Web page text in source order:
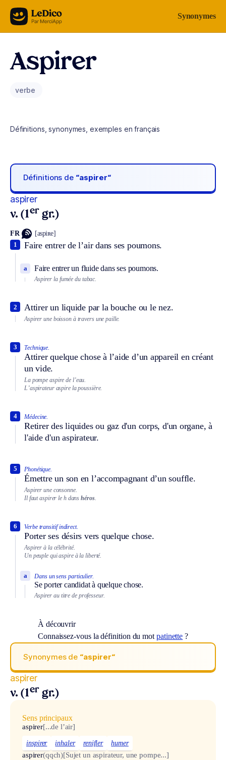
Aller au contenu Synonymes
Aspirer
verbe
Définitions, synonymes, exemples en français
Définitions de “aspirer“
aspirer
v. (1er gr.)
FR [aspiʀe]
Faire entrer de l’air dans ses poumons.
1
Faire entrer un fluide dans ses poumons.
a
Aspirer la fumée du tabac.
Attirer un liquide par la bouche ou le nez.
2
Aspirer une boisson à travers une paille.
Technique.
Attirer quelque chose à l’aide d’un appareil en créant
un vide.
3
La pompe aspire de l’eau.
L’aspirateur aspire la poussière.
Médecine.
Retirer des liquides ou gaz d'un corps, d'un organe, à
l'aide d'un aspirateur.
4
Phonétique.
Émettre un son en l’accompagnant d’un souffle.
5
Aspirer une consonne.
Il faut aspirer le h danshéros.
Verbe transitif indirect.
Porter ses désirs vers quelque chose.
6
Aspirer à la célébrité.
Un peuple qui aspire à la liberté.
Dans un sens particulier.
Se porter candidat à quelque chose.
a
Aspirer au titre de professeur.
À découvrir
Connaissez-vous la définition du motpatinette ?
Synonymes de “aspirer“
aspirer
v. (1er gr.)
Sens principaux
aspirer[...de l’air]
inspirer inhaler renifler humer
aspirer(qqch)[Sujet un aspirateur, une pompe...]